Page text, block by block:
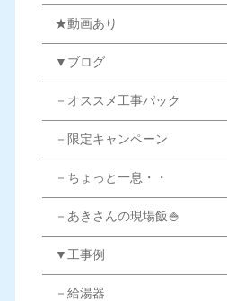
★動画あり
▼ブログ
－オススメ工事パック
－限定キャンペーン
－ちょっと一息・・
－あきさんの現場飯🍚
▼工事例
－給湯器